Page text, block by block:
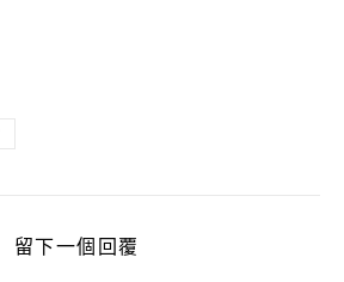
留下一個回覆